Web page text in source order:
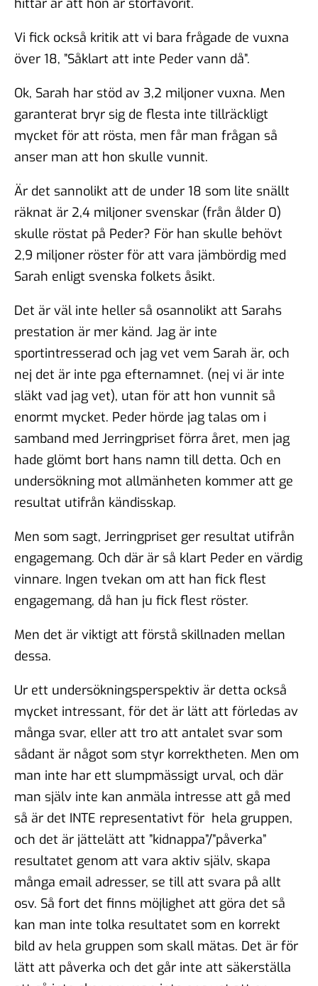
hittar är att hon är storfavorit.
Vi fick också kritik att vi bara frågade de vuxna
över 18, ”Såklart att inte Peder vann då”.
Ok, Sarah har stöd av 3,2 miljoner vuxna. Men
garanterat bryr sig de flesta inte tillräckligt
mycket för att rösta, men får man frågan så
anser man att hon skulle vunnit.
Är det sannolikt att de under 18 som lite snällt
räknat är 2,4 miljoner svenskar (från ålder 0)
skulle röstat på Peder? För han skulle behövt
2,9 miljoner röster för att vara jämbördig med
Sarah enligt svenska folkets åsikt.
Det är väl inte heller så osannolikt att Sarahs
prestation är mer känd. Jag är inte
sportintresserad och jag vet vem Sarah är, och
nej det är inte pga efternamnet. (nej vi är inte
släkt vad jag vet), utan för att hon vunnit så
enormt mycket. Peder hörde jag talas om i
samband med Jerringpriset förra året, men jag
hade glömt bort hans namn till detta. Och en
undersökning mot allmänheten kommer att ge
resultat utifrån kändisskap.
Men som sagt, Jerringpriset ger resultat utifrån
engagemang. Och där är så klart Peder en värdig
vinnare. Ingen tvekan om att han fick flest
engagemang, då han ju fick flest röster.
Men det är viktigt att förstå skillnaden mellan
dessa.
Ur ett undersökningsperspektiv är detta också
mycket intressant, för det är lätt att förledas av
många svar, eller att tro att antalet svar som
sådant är något som styr korrektheten. Men om
man inte har ett slumpmässigt urval, och där
man själv inte kan anmäla intresse att gå med
så är det INTE representativt för hela gruppen,
och det är jättelätt att ”kidnappa”/”påverka”
resultatet genom att vara aktiv själv, skapa
många email adresser, se till att svara på allt
osv. Så fort det finns möjlighet att göra det så
kan man inte tolka resultatet som en korrekt
bild av hela gruppen som skall mätas. Det är för
lätt att påverka och det går inte att säkerställa